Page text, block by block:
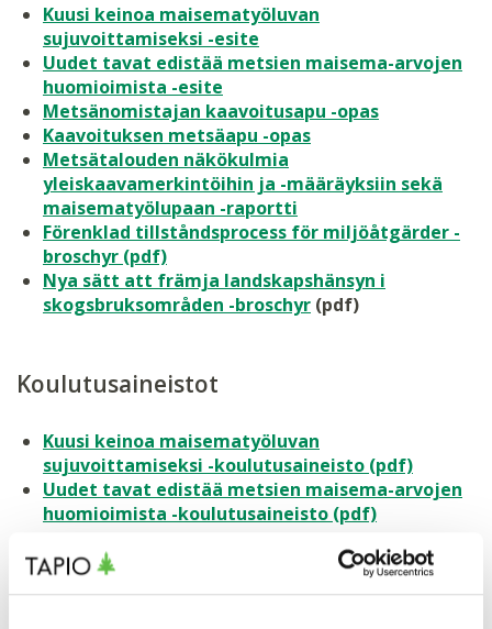
Kuusi keinoa maisematyöluvan
sujuvoittamiseksi -esite
Uudet tavat edistää metsien maisema-arvojen
huomioimista -esite
Metsänomistajan kaavoitusapu -opas
Kaavoituksen metsäapu -opas
Metsätalouden näkökulmia
yleiskaavamerkintöihin ja -määräyksiin sekä
maisematyölupaan -raportti
Förenklad tillståndsprocess för miljöåtgärder -
broschyr (pdf)
Nya sätt att främja landskapshänsyn i
skogsbruksområden -broschyr (pdf)
Koulutusaineistot
Kuusi keinoa maisematyöluvan
sujuvoittamiseksi -koulutusaineisto (pdf)
Uudet tavat edistää metsien maisema-arvojen
huomioimista -koulutusaineisto (pdf)
Selvitykset ja raportit